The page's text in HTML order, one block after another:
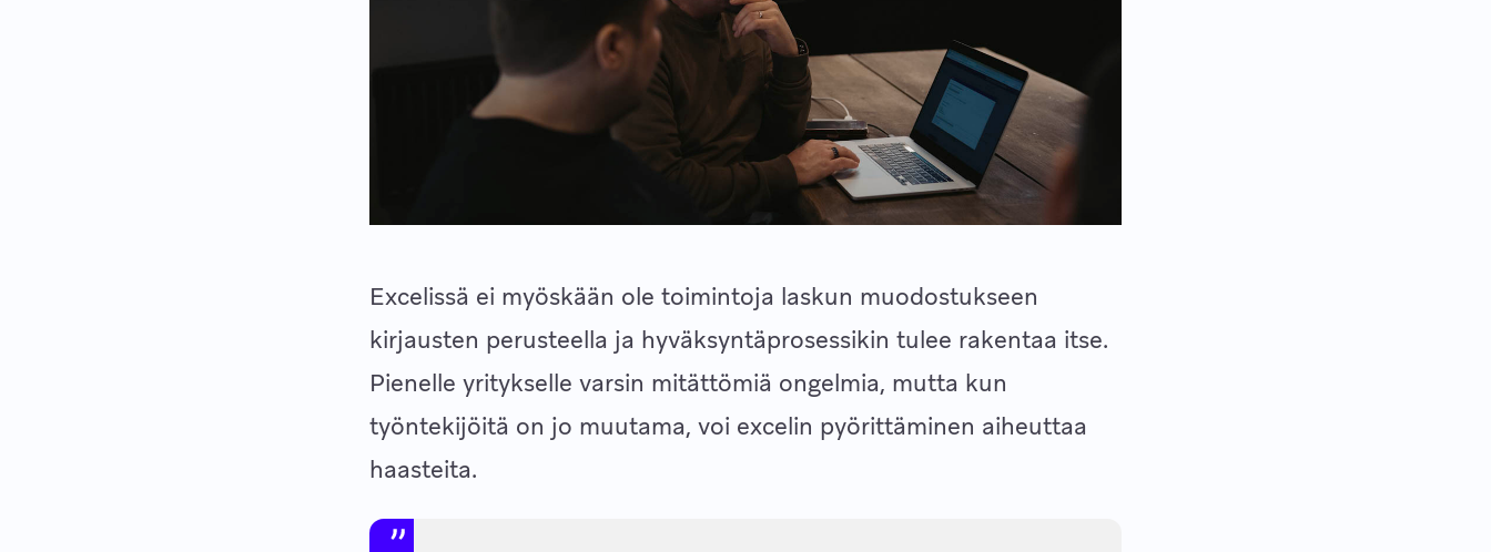
Excelissä ei myöskään ole toimintoja laskun muodostukseen
kirjausten perusteella ja hyväksyntäprosessikin tulee rakentaa itse.
Pienelle yritykselle varsin mitättömiä ongelmia, mutta kun
työntekijöitä on jo muutama, voi excelin pyörittäminen aiheuttaa
haasteita.